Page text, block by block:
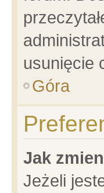
usunięcie
Góra
Jak
Jeżeli